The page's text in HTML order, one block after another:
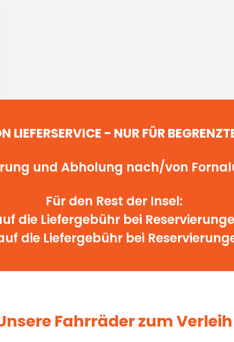
LIEFERSERVICE - NUR FÜR
und Abholung nach/von
Für den Rest der Insel:
die Liefergebühr bei
die Liefergebühr bei
Fahrräder zum Verleih